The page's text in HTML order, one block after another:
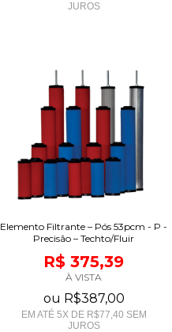
JUROS
Elemento Filtrante – Pós 53pcm - P -
Precisão – Techto/Fluir
R$ 375,39
À VISTA
ou R$387,00
EM ATÉ 5X DE R$77,40 SEM
JUROS